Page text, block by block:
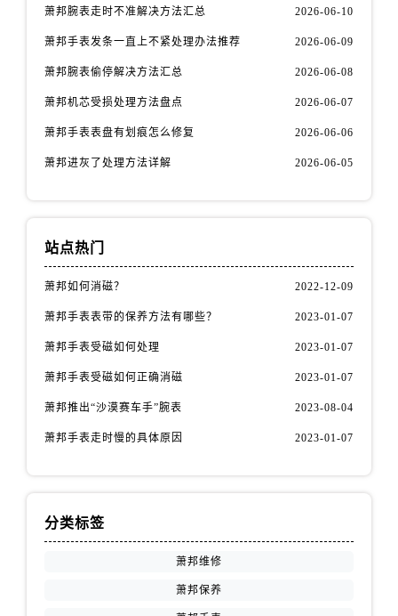
萧邦腕表走时不准解决方法汇总 2026-06-10
萧邦手表发条一直上不紧处理办法推荐 2026-06-09
萧邦腕表偷停解决方法汇总 2026-06-08
萧邦机芯受损处理方法盘点 2026-06-07
萧邦手表表盘有划痕怎么修复 2026-06-06
萧邦进灰了处理方法详解 2026-06-05
站点热门
萧邦如何消磁？ 2022-12-09
萧邦手表表带的保养方法有哪些？ 2023-01-07
萧邦手表受磁如何处理 2023-01-07
萧邦手表受磁如何正确消磁 2023-01-07
萧邦推出“沙漠赛车手”腕表 2023-08-04
萧邦手表走时慢的具体原因 2023-01-07
分类标签
萧邦维修
萧邦保养